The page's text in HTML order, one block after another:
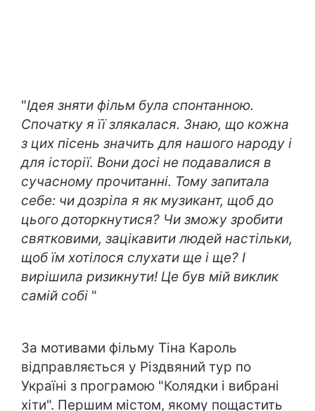
"Ідея зняти фільм була спонтанною.
Спочатку я її злякалася. Знаю, що кожна
з цих пісень значить для нашого народу і
для історії. Вони досі не подавалися в
сучасному прочитанні. Тому запитала
себе: чи дозріла я як музикант, щоб до
цього доторкнутися? Чи зможу зробити
святковими, зацікавити людей настільки,
щоб їм хотілося слухати ще і ще? І
вирішила ризикнути! Це був мій виклик
самій собі "
За мотивами фільму Тіна Кароль
відправляється у Різдвяний тур по
Україні з програмою "Колядки і вибрані
хіти". Першим містом, якому пощастить